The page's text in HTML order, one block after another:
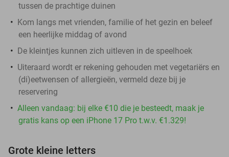
tussen de prachtige duinen
Kom langs met vrienden, familie of het gezin en beleef
een heerlijke middag of avond
De kleintjes kunnen zich uitleven in de speelhoek
Uiteraard wordt er rekening gehouden met vegetariërs en
(di)eetwensen of allergieën, vermeld deze bij je
reservering
Alleen vandaag: bij elke €10 die je besteedt, maak je
gratis kans op een iPhone 17 Pro t.w.v. €1.329!
Grote kleine letters